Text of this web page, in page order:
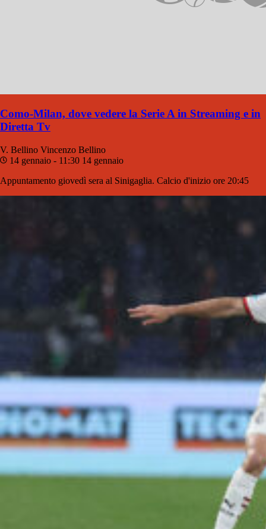
Como-Milan, dove vedere la Serie A in Streaming e in
Diretta Tv
V. Bellino Vincenzo Bellino
14 gennaio - 11:30 14 gennaio
Appuntamento giovedì sera al Sinigaglia. Calcio d'inizio ore 20:45